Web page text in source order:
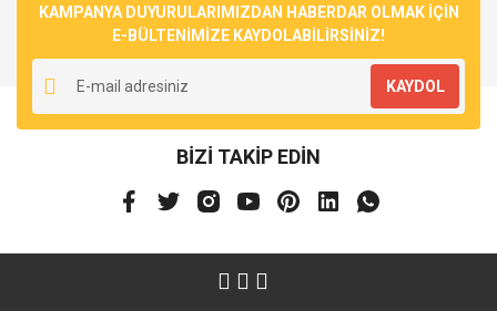
KAMPANYA DUYURULARIMIZDAN HABERDAR OLMAK İÇİN
E-BÜLTENİMİZE KAYDOLABİLİRSİNİZ!
KAYDOL
BİZİ TAKİP EDİN